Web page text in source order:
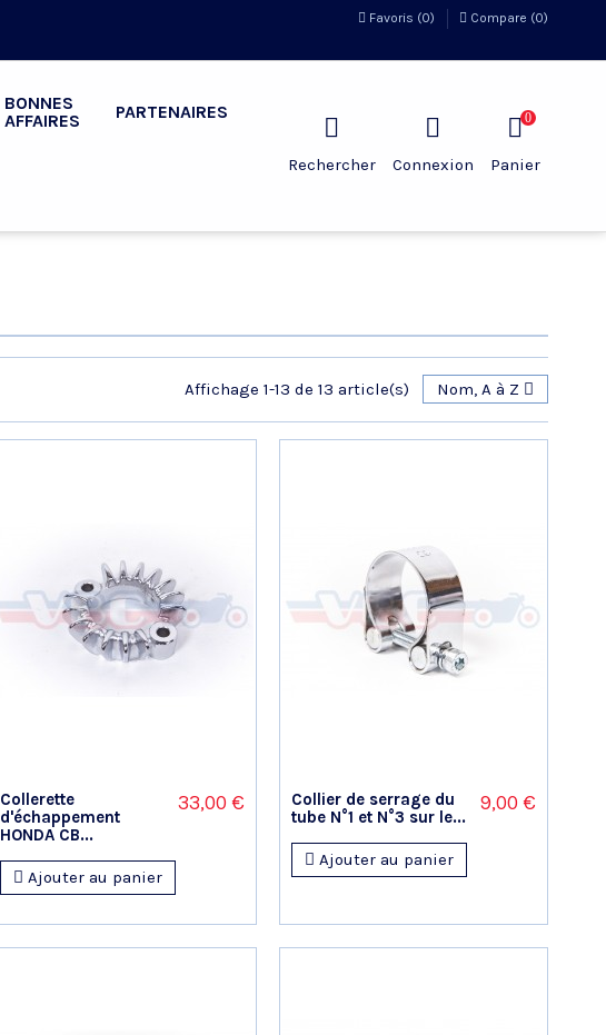
Favoris (0) Compare (0)
BONNES
AFFAIRES
PARTENAIRES
Rechercher Connexion
0
Panier
Affichage 1-13 de 13 article(s) Nom, A à Z
Collerette
d'échappement
HONDA CB...
33,00 €
Ajouter au panier
Collier de serrage du
tube N°1 et N°3 sur le...
9,00 €
Ajouter au panier